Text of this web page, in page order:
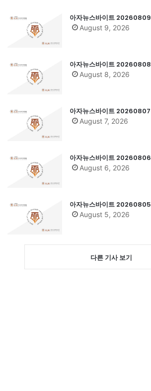
아자뉴스바이트 20260809
August 9, 2026
아자뉴스바이트 20260808
August 8, 2026
아자뉴스바이트 20260807
August 7, 2026
아자뉴스바이트 20260806
August 6, 2026
아자뉴스바이트 20260805
August 5, 2026
다른 기사 보기